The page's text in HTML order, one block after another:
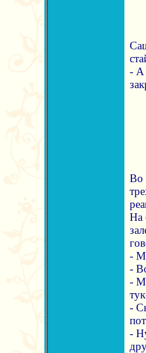
- А
Во
На
-
-
-
-
-